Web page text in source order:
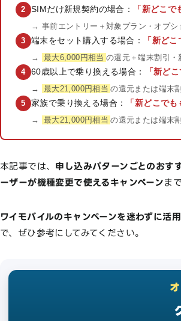
2
SIMだけ新規契約の場合： 「新どこで
→ 事前エントリー＋対象プラン・オプシ
3
端末をセット購入する場合： 「新ど
→ 最大6,000円相当 の還元＋端末割引・
4
60歳以上で乗り換える場合： 「新ど
→ 最大21,000円相当 の還元または端末
5
家族で乗り換える場合： 「新どこでも
→ 最大21,000円相当 の還元または端末
本記事では、 申し込みパターンごとのおす
ーザーが機種変更で使えるキャンペーンま
ワイモバイルのキャンペーンを迷わずに活
で、ぜひ参考にしてみてください。